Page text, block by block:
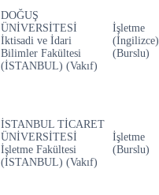
DOĞUŞ
ÜNİVERSİTESİ
İktisadi ve İdari
Bilimler Fakültesi
(İSTANBUL) (Vakıf)
İşletme
(İngilizce)
(Burslu)
İSTANBUL TİCARET
ÜNİVERSİTESİ
İşletme Fakültesi
(İSTANBUL) (Vakıf)
İşletme
(Burslu)